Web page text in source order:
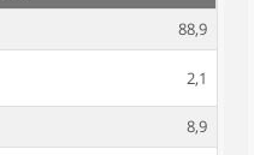
88,9
2,1
8,9